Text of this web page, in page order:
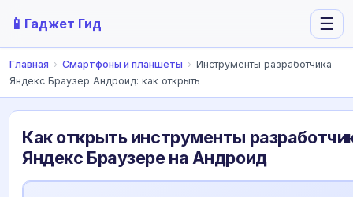
📱 Гаджет Гид ☰
Главная › Смартфоны и планшеты › Инструменты разработчика
Яндекс Браузер Андроид: как открыть
Как открыть инструменты
Яндекс Браузере на Андроид